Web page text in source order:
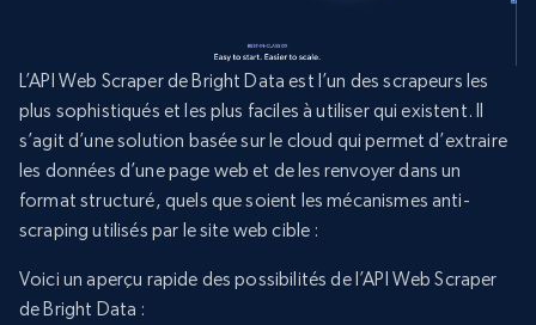
L’API Web Scraper de Bright Data est l’un des scrapeurs les
plus sophistiqués et les plus faciles à utiliser qui existent. Il
s’agit d’une solution basée sur le cloud qui permet d’extraire
les données d’une page web et de les renvoyer dans un
format structuré, quels que soient les mécanismes anti-
scraping utilisés par le site web cible :
Voici un aperçu rapide des possibilités de l’API Web Scraper
de Bright Data :